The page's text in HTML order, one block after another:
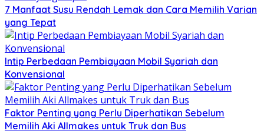
7 Manfaat Susu Rendah Lemak dan Cara Memilih Varian
yang Tepat
Intip Perbedaan Pembiayaan Mobil Syariah dan
Konvensional
Faktor Penting yang Perlu Diperhatikan Sebelum
Memilih Aki Allmakes untuk Truk dan Bus